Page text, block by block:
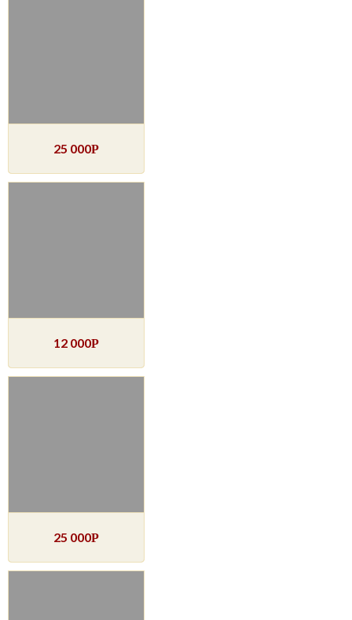
25 000Р
12 000Р
25 000Р